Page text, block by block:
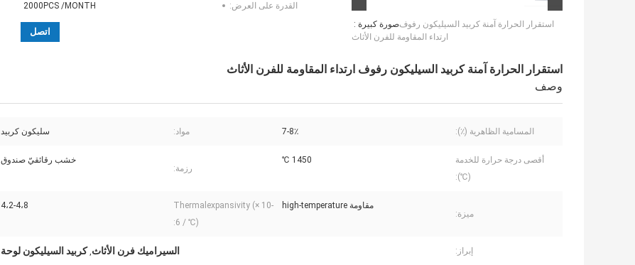
صورة كبيرة :استقرار الحرارة آمنة كربيد السيليكون رفوف
ارتداء المقاومة للفرن الأثاث
القدرة على العرض:
2000PCS /MONTH
اتصل
استقرار الحرارة آمنة كربيد السيليكون رفوف ارتداء المقاومة للفرن الأثاث
وصف
المسامية الظاهرية (٪): 7-8٪ مواد: سليكون كربيد
أقصى درجة حرارة للخدمة
(℃):
1450 ℃
رزمة:
خشب رقائقيّ صندوق
ميزة:
مقاومة high-temperature
Thermalexpansivity (× 10-
6 / ℃):
4،2-4،8
إبراز: السيراميك فرن الأثاث, كربيد السيليكون لوحة